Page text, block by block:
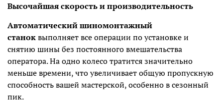
Высочайшая скорость и производительность
Автоматический шиномонтажный
станоквыполняет все операции по установке и
снятию шины без постоянного вмешательства
оператора. На одно колесо тратится значительно
меньше времени, что увеличивает общую пропускную
способность вашей мастерской, особенно в сезонный
пик.